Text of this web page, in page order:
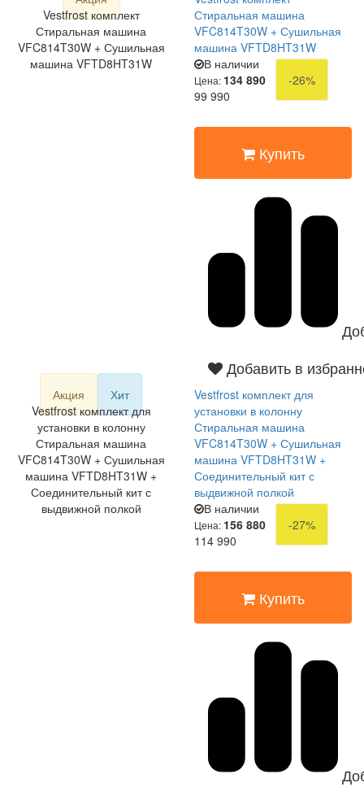
Vestfrost комплект
Стиральная машина
VFC814T30W + Сушильная
машина VFTD8HT31W
Стиральная машина
VFC814T30W + Сушильная
машина VFTD8HT31W
В наличии
Цена: 134 890
-26%
99 990
Купить
Добавить в
Акция
Хит
Vestfrost комплект для
установки в колонну
Стиральная машина
VFC814T30W + Сушильная
машина VFTD8HT31W +
Соединительный кит с
выдвижной полкой
Vestfrost комплект для
установки в колонну
Стиральная машина
VFC814T30W + Сушильная
машина VFTD8HT31W +
Соединительный кит с
выдвижной полкой
В наличии
Цена: 156 880
-27%
114 990
Купить